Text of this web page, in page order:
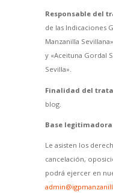
Responsable del
de las Indicaciones
Manzanilla
y «Aceituna Gordal
Sevilla».
Finalidad del
blog.
Base
Le asisten los
cancelación,
podrá ejercer en